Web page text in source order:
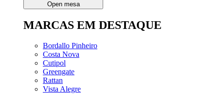
Open mesa
MARCAS EM DESTAQUE
Bordallo Pinheiro
Costa Nova
Cutipol
Greengate
Rattan
Vista Alegre